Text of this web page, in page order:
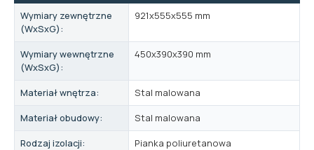
Wymiary zewnętrzne
(WxSxG):
921x555x555 mm
Wymiary wewnętrzne
(WxSxG):
450x390x390 mm
Materiał wnętrza:
Stal malowana
Materiał obudowy:
Stal malowana
Rodzaj izolacji:
Pianka poliuretanowa